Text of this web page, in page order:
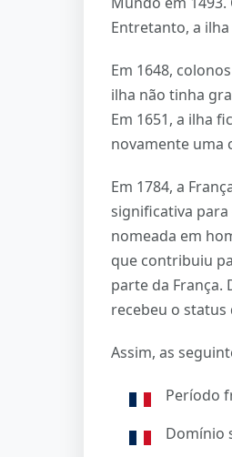
Entretanto, a
Em 1648,
ilha não tinha
Em 1651, a ilha
novamente uma
Em 1784, a
significativa
nomeada em
que contribuiu
parte da França.
recebeu o
Assim, as
Período
Domínio